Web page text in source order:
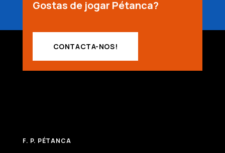
Gostas de jogar Pétanca?
CONTACTA-NOS!
F. P. PÉTANCA